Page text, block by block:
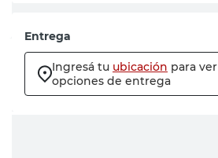
Entrega
Ingresá tu ubicación para
opciones de entrega